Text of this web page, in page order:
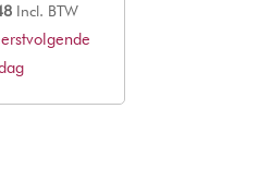
Huidige
prijs
is:
Incl. BTW